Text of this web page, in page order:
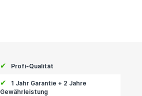
✔ Profi-Qualität
✔
1 Jahr Garantie + 2 Jahre
Gewährleistung